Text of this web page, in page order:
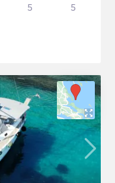
5 5